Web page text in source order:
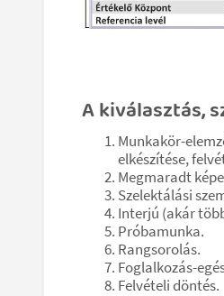
A kiválasztás,
Munkakör-
elkészítése,
Megmaradt
Szelektálási
Interjú (akár
Próbamunka.
Rangsorolás.
Foglalkozás-
Felvételi döntés.